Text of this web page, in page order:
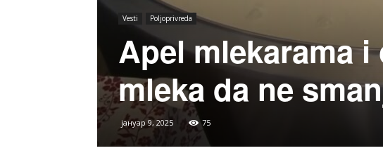
Vesti Poljoprivreda
Apel mlekarama
mleka da ne
јануар 9, 2025 75